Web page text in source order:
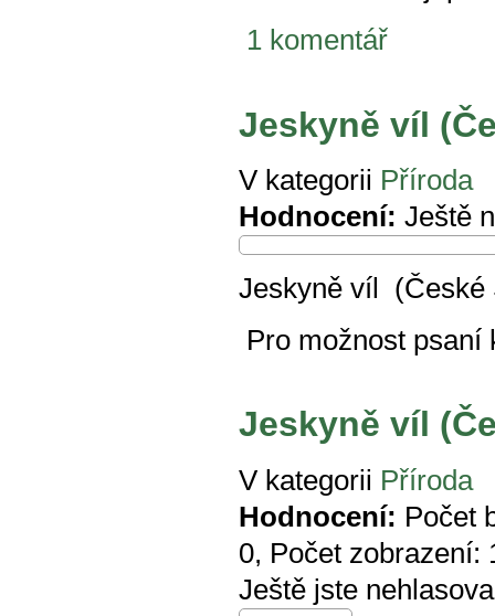
1 komentář
Jeskyně víl
V kategorii Příroda
Hodnocení: Ještě
Jeskyně víl (České
Pro možnost
Jeskyně víl
V kategorii Příroda
Hodnocení: Počet
0, Počet zobrazení:
Ještě jste